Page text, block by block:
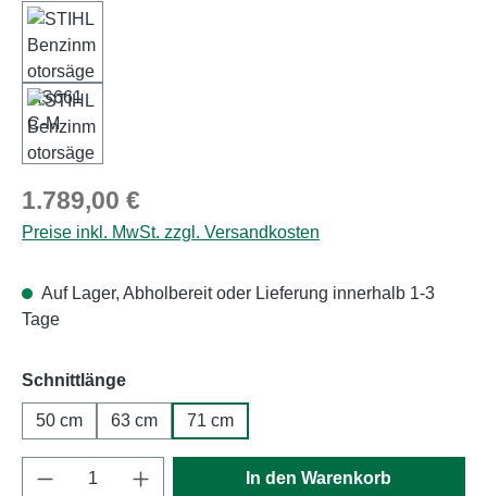
Regulärer Preis:
1.789,00 €
Preise inkl. MwSt. zzgl. Versandkosten
Auf Lager, Abholbereit oder Lieferung innerhalb 1-3
Tage
Schnittlängeauswählen
50 cm 63 cm 71 cm
Produkt Anzahl: Gib den gewünschten
In den Warenkorb